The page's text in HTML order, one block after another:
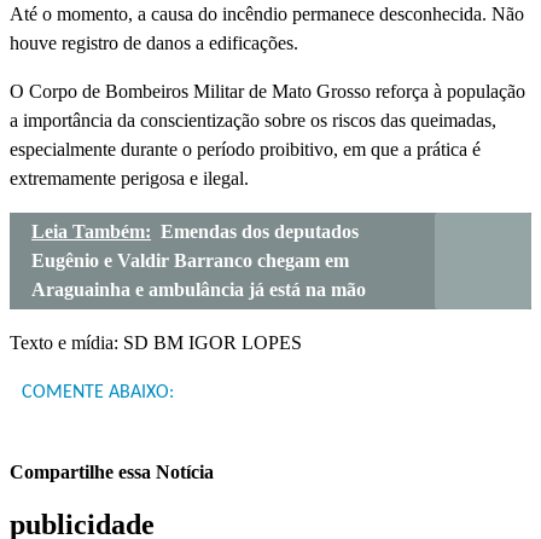
Até o momento, a causa do incêndio permanece desconhecida. Não
houve registro de danos a edificações.
O Corpo de Bombeiros Militar de Mato Grosso reforça à população
a importância da conscientização sobre os riscos das queimadas,
especialmente durante o período proibitivo, em que a prática é
extremamente perigosa e ilegal.
Leia Também: Emendas dos deputados
Eugênio e Valdir Barranco chegam em
Araguainha e ambulância já está na mão
Texto e mídia: SD BM IGOR LOPES
COMENTE ABAIXO:
Compartilhe essa Notícia
publicidade